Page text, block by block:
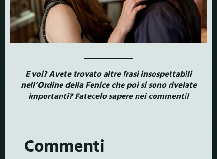
E voi? Avete trovato altre frasi insospettabili
nell’Ordine della Fenice che poi si sono rivelate
importanti? Fatecelo sapere nei commenti!
Commenti